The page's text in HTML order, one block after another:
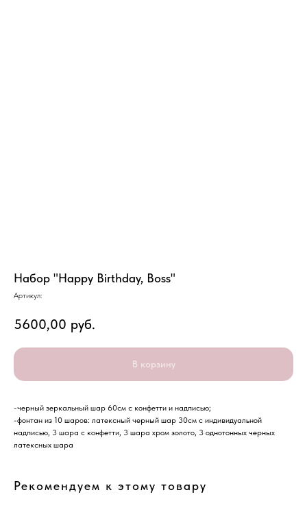
Набор "Happy Birthday, Boss"
Артикул:
5600,00 руб.
В корзину
-черный зеркальный шар 60см с конфетти и надписью;
-фонтан из 10 шаров: латексный черный шар 30см с индивидуальной
надписью, 3 шара с конфетти, 3 шара хром золото, 3 однотонных черных
латексных шара
Рекомендуем к этому товару